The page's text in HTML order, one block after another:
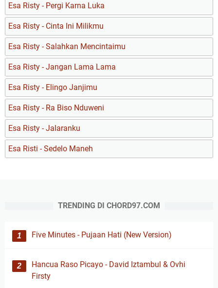
Esa Risty - Pergi Karna Luka
Esa Risty - Cinta Ini Milikmu
Esa Risty - Salahkan Mencintaimu
Esa Risty - Jangan Lama Lama
Esa Risty - Elingo Janjimu
Esa Risty - Ra Biso Nduweni
Esa Risty - Jalaranku
Esa Risti - Sedelo Maneh
TRENDING DI CHORD97.COM
Five Minutes - Pujaan Hati (New Version)
Hancua Raso Picayo - David Iztambul & Ovhi
Firsty